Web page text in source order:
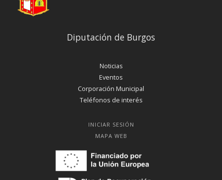
Diputación de Burgos
Noticias
Eventos
Corporación Municipal
Teléfonos de interés
INICIAR SESIÓN
MAPA WEB